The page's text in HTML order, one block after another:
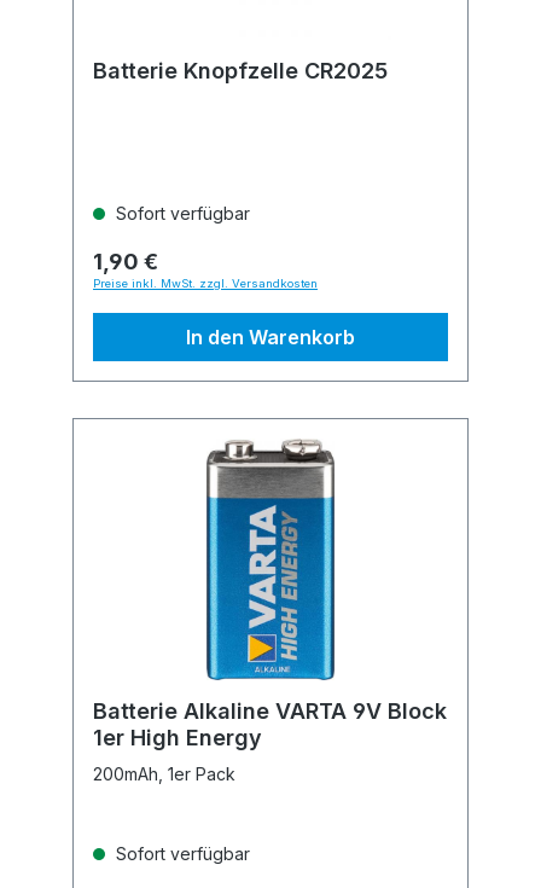
Batterie Knopfzelle CR2025
Sofort verfügbar
1,90 €
Preise inkl. MwSt. zzgl. Versandkosten
In den Warenkorb
Batterie Alkaline VARTA 9V Block
1er High Energy
200mAh, 1er Pack
Sofort verfügbar